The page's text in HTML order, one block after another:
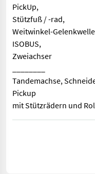
PickUp,
Stützfuß / -rad,
Weitwinkel-
ISOBUS,
Zweiachser
Tandemachse,
Pickup
mit Stützrädern und
Bereifung (h): 620/